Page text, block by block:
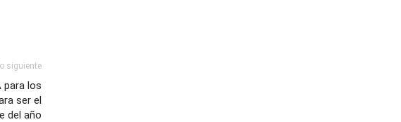
siguiente
para los
ser el
del año